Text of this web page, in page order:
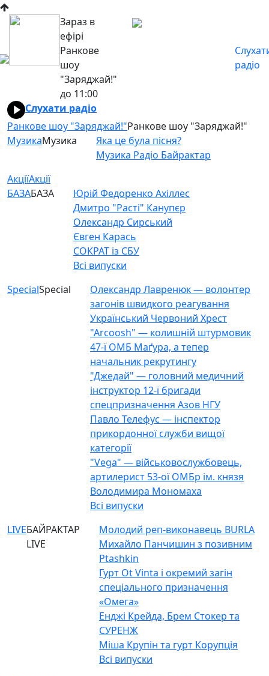
Зараз в
ефірі
Ранкове
шоу
"Заряджай!"
до 11:00
радіо
Слухати радіо
Ранкове шоу "Заряджай!"Ранкове шоу "Заряджай!"
МузикаМузика
Яка це була пісня?
Музика Радіо Байрактар
АкціїАкції
БАЗАБАЗА
Юрій Федоренко Ахіллес
Дмитро "Расті" Канупєр
Олександр Сирський
Євген Карась
СОКРАТ із СБУ
Всі випуски
SpecialSpecial
Олександр Лавренюк — волонтер
загонів швидкого реагування
Український Червоний Хрест
"Arcoosh" — колишній штурмовик
47-ї ОМБ Маґура, а тепер
начальник рекрутингу
"Джедай" — головний медичний
інструктор 12-ї бригади
спецпризначення Азов НГУ
Павло Телефус — інспектор
прикордонної служби вищої
категорії
"Vega" — військовослужбовець,
артилерист 53-ої ОМБр ім. князя
Володимира Мономаха
Всі випуски
LIVEБАЙРАКТАР
LIVE
Молодий реп-виконавець BURLA
Михайло Панчишин з позивним
Ptashkin
Гурт Ot Vinta і окремий загін
спеціального призначення
«Омега»
Енджі Крейда, Брем Стокер та
СУРЕНЖ
Міша Крупін та гурт Корупція
Всі випуски